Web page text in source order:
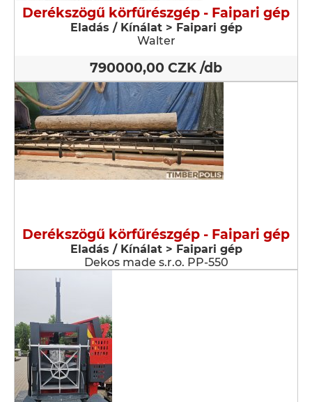
Derékszögű körfűrészgép - Faipari gép
Eladás / Kínálat > Faipari gép
Walter
790000,00 CZK /db
Derékszögű körfűrészgép - Faipari gép
Eladás / Kínálat > Faipari gép
Dekos made s.r.o. PP-550